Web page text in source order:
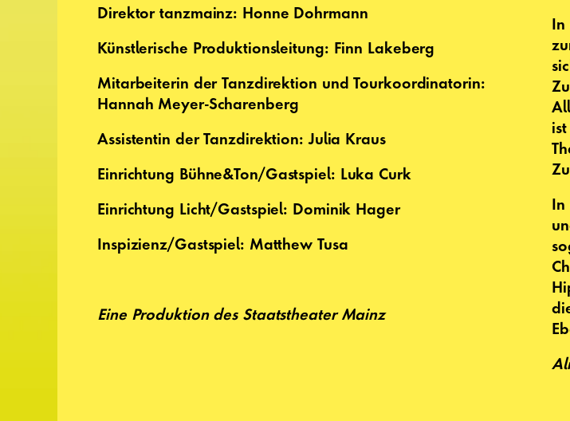
Direktor tanzmainz: Honne Dohrmann
Künstlerische Produktionsleitung: Finn Lakeberg
Mitarbeiterin der Tanzdirektion und Tourkoordinatorin:
Hannah Meyer-Scharenberg
Assistentin der Tanzdirektion: Julia Kraus
Einrichtung Bühne&Ton/Gastspiel: Luka Curk
Einrichtung Licht/Gastspiel: Dominik Hager
Inspizienz/Gastspiel: Matthew Tusa
Eine Produktion des Staatstheater Mainz
In
In